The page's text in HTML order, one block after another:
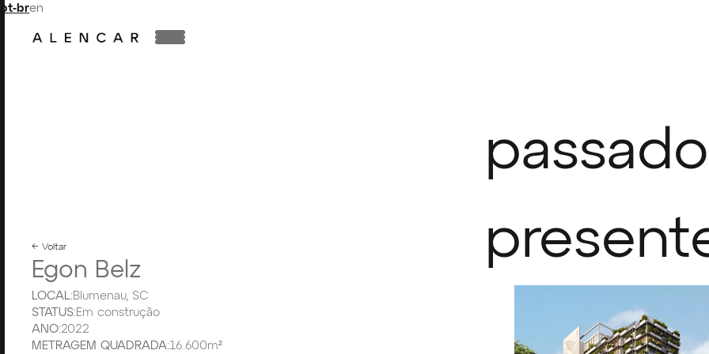
pt-bren
passado
← Voltar
Egon Belz
LOCAL:Blumenau, SC
STATUS:Em construção
ANO:2022
METRAGEM QUADRADA:16.600m²